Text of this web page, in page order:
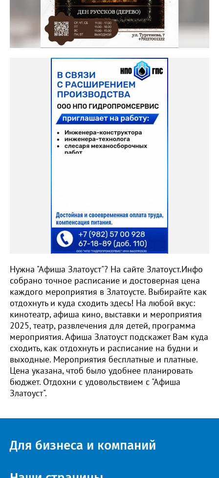
"Тургеневский"выставочный зал
Нужна "Афиша Златоуст"? На сайте Златоуст.Инфо
собрано точное расписание и достоверная цена
каждого мероприятия в Златоусте. Выбирайте как
отдохнуть и куда сходить здесь! На любой вкус:
кинотеатр, афиша кино, выставки и мероприятия
2025, театр, развлечения для детей, программа
мероприятия. Афиша Златоуст подскажет Вам куда
сходить, как отдохнуть и расписание на будни и
выходные. Мероприятия бесплатные и платные.
Цена указана, чтоб было удобнее планировать
бюджет. Отдохни с удовольствием с "Афиша
Златоуст".
Для бизнеса и компаний